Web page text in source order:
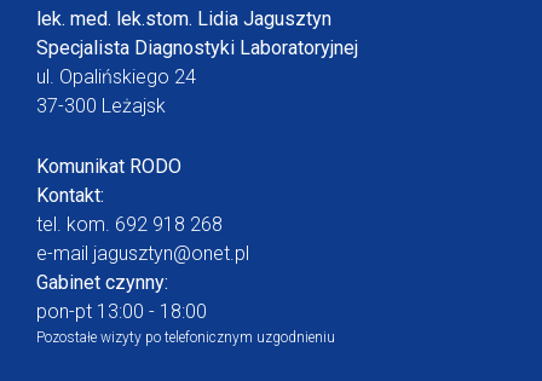
lek. med. lek.stom. Lidia Jagusztyn
Specjalista Diagnostyki Laboratoryjnej
ul. Opalińskiego 24
37-300 Leżajsk
Komunikat RODO
Kontakt:
tel. kom. 692 918 268
e-mail jagusztyn@onet.pl
Gabinet czynny:
pon-pt 13:00 - 18:00
Pozostałe wizyty po telefonicznym uzgodnieniu